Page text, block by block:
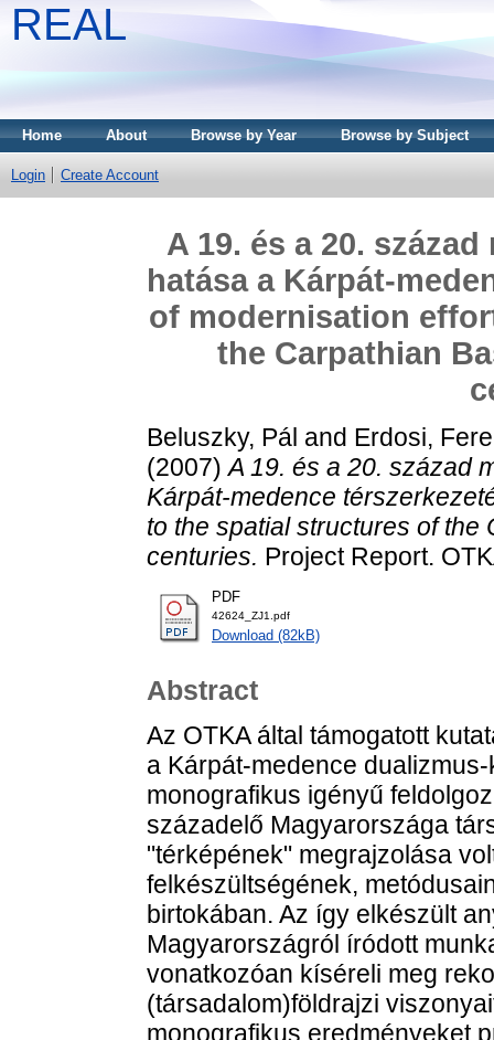
REAL
Home About Browse by Year Browse by Subject
Login Create Account
A 19. és a 20.
hatása a Kárpát-
of modernisation
the Carpathian
Beluszky, Pál and Erdosi,
(2007)A 19. és a 20. század
Kárpát-medence
to the spatial structures of the
centuries. Project Report.
PDF
42624_ZJ1.pdf
Download (82kB)
Abstract
Az OTKA által támogatott
a Kárpát-medence
monografikus igényű
századelő Magyarországa
"térképének" megrajzolása
felkészültségének,
birtokában. Az így elkészült
Magyarországról íródott
vonatkozóan kíséreli meg
(társadalom)földrajzi
monografikus eredményeket